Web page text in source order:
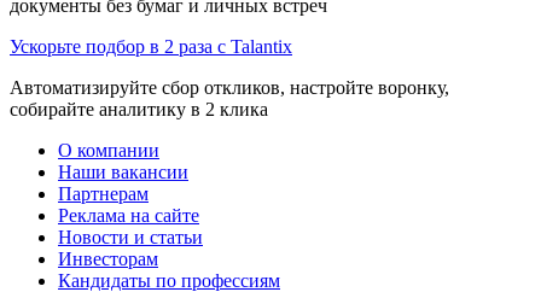
документы без бумаг и личных встреч
Ускорьте подбор в 2 раза с Talantix
Автоматизируйте сбор откликов, настройте воронку,
собирайте аналитику в 2 клика
О компании
Наши вакансии
Партнерам
Реклама на сайте
Новости и статьи
Инвесторам
Кандидаты по профессиям